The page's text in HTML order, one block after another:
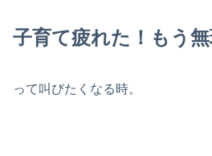
子育て疲れた！もう無
って叫びたくなる時。